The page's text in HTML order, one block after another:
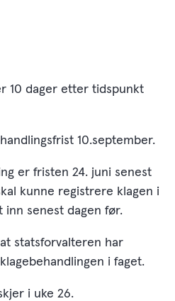
10 dager etter tidspunkt
10.september.
er fristen 24. juni senest
kunne registrere klagen i
senest dagen før.
statsforvalteren har
i faget.
i uke 26.